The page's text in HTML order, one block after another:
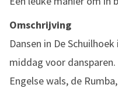
Omschrijving
Dansen in De
middag voor
Engelse wals, de